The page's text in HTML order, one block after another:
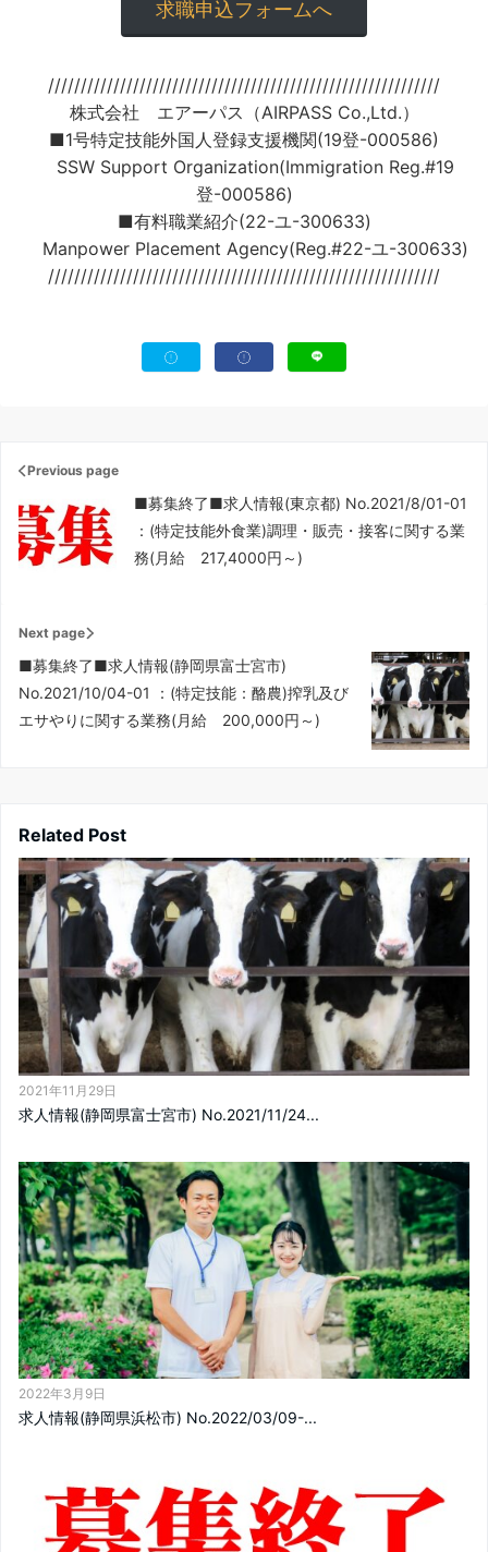
求職申込フォームへ
////////////////////////////////////////////////////////////
株式会社 エアーパス（AIRPASS Co.,Ltd.）
■1号特定技能外国人登録支援機関(19登-000586)
SSW Support Organization(Immigration Reg.#19
登-000586)
■有料職業紹介(22-ユ-300633)
Manpower Placement Agency(Reg.#22-ユ-300633)
////////////////////////////////////////////////////////////
Previous page
■募集終了■求人情報(東京都) No.2021/8/01-01
：(特定技能外食業)調理・販売・接客に関する業
務(月給 217,4000円～)
Next page
■募集終了■求人情報(静岡県富士宮市)
No.2021/10/04-01 ：(特定技能：酪農)搾乳及び
エサやりに関する業務(月給 200,000円～)
Related Post
2021年11月29日
求人情報(静岡県富士宮市) No.2021/11/24...
2022年3月9日
求人情報(静岡県浜松市) No.2022/03/09-...